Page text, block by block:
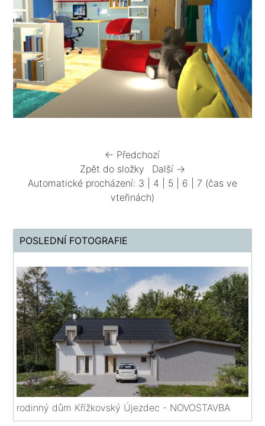
← Předchozí
Zpět do složky
Další →
Automatické procházení: 3 4 5 6 7 (čas ve
vteřinách)
POSLEDNÍ FOTOGRAFIE
rodinný dům Křížkovský Újezdec - NOVOSTAVBA